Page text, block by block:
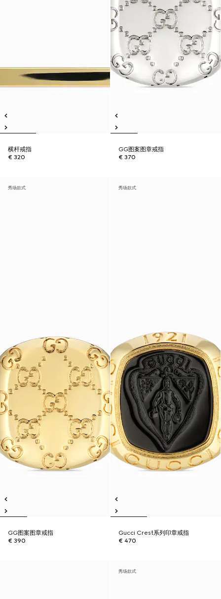
横杆戒指
€ 320
GG图案图章戒指
€ 370
秀场款式
GG图案图章戒指
€ 390
秀场款式
Gucci Crest系列印章戒指
€ 470
秀场款式